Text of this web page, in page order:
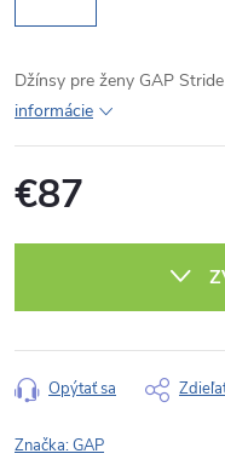
Džínsy pre ženy GAP
informácie
€87
Opýtať sa
Značka:GAP